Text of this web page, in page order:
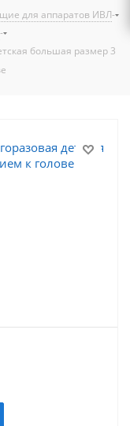
для аппаратов ИВЛ-
-
большая размер 3